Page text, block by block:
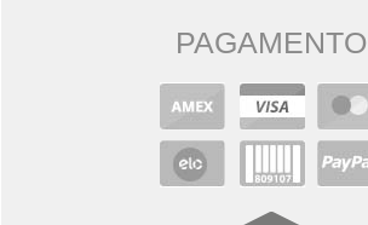
PAGAMENTO